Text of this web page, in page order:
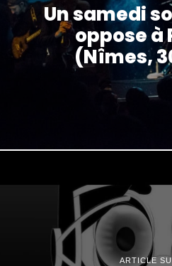
Un samedi
oppose à
(Nîmes,
ARTICLE